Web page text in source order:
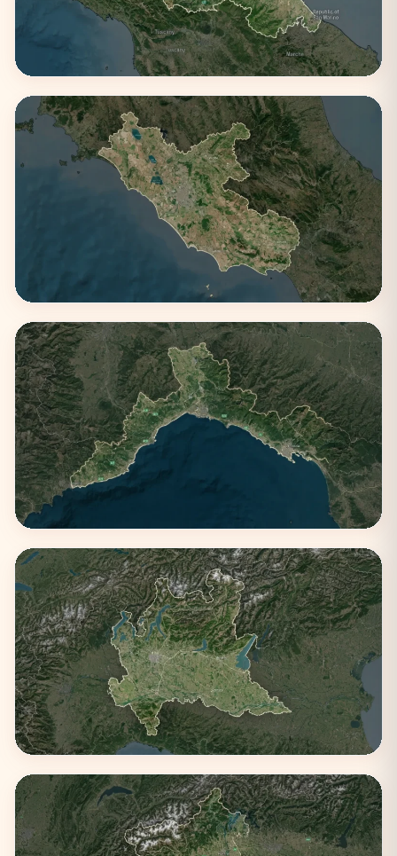
Emilia-Romagna
4 città
Lazio
3 città
Liguria
3 città
Lombardia
4 città